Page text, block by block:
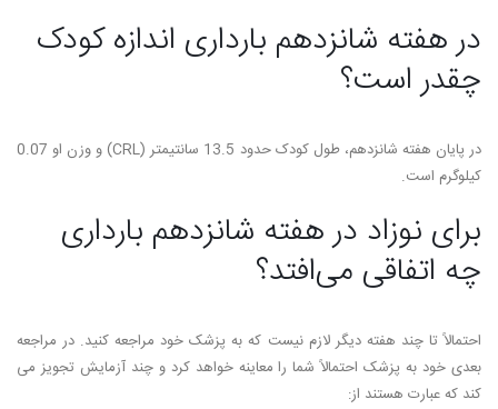
در هفته شانزدهم بارداری اندازه کودک
چقدر است؟
در پایان هفته شانزدهم، طول کودک حدود 13.5 سانتی­متر (CRL) و وزن او 0.07
کیلوگرم است.
برای نوزاد در هفته شانزدهم بارداری
چه اتفاقی می‌­افتد؟
احتمالاً تا چند هفته دیگر لازم نیست که به پزشک خود مراجعه کنید. در مراجعه
بعدی خود به پزشک احتمالاً شما را معاینه خواهد کرد و چند آزمایش تجویز می­‌
کند که عبارت هستند از: